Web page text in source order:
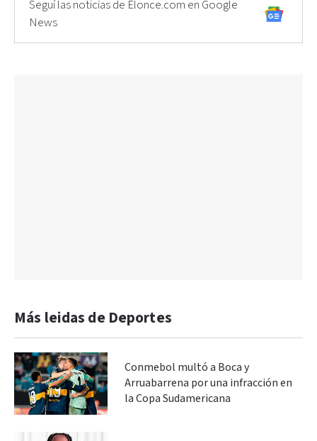
Seguí las noticias de Elonce.com en Google
News
Más leidas de Deportes
Conmebol multó a Boca y
Arruabarrena por una infracción en
la Copa Sudamericana